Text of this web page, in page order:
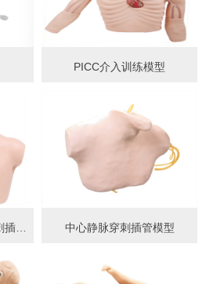
PICC介入训练模型
外周穿刺、中心静脉穿刺插管模型 中心静脉穿刺插管模型